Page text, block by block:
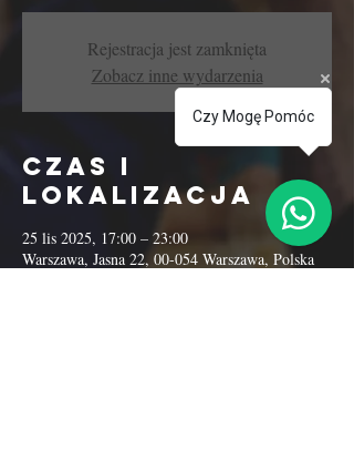
Rejestracja jest zamknięta
Zobacz inne wydarzenia
Czas i
lokalizacja
25 lis 2025, 17:00 – 23:00
Warszawa, Jasna 22, 00-054 Warszawa, Polska
Czy Mogę Pomóc